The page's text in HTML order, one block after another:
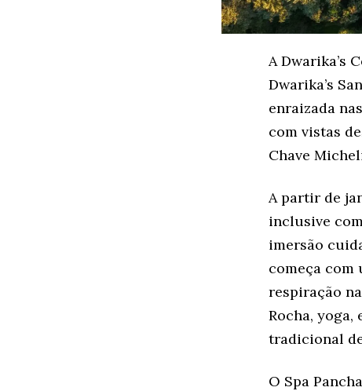
A Dwarika’s
Dwarika’s
enraizada
com vistas
Chave
A partir de
inclusive
imersão
começa
respiração
Rocha,
tradicional
O Spa